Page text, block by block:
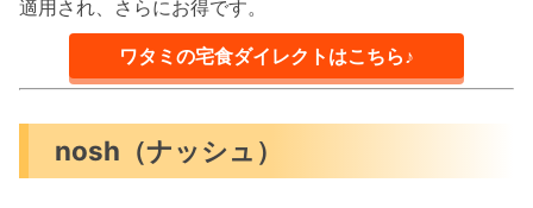
適用され、さらにお得です。
ワタミの宅食ダイレクトはこちら♪
nosh（ナッシュ）